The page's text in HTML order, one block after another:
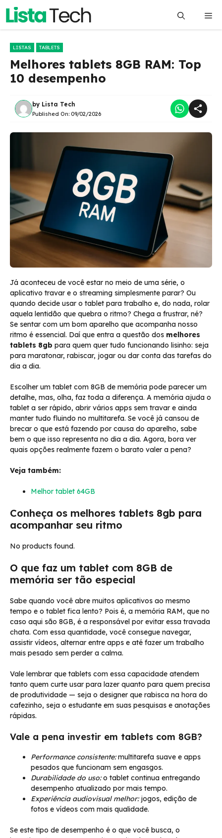
Pular
o
LISTAS TABLETS
Melhores tablets 8GB RAM: Top
10 desempenho
by Lista Tech
Published On: 09/02/2026
Já aconteceu de você estar no meio de uma série, o
aplicativo travar e o streaming simplesmente parar? Ou
quando decide usar o tablet para trabalho e, do nada, rolar
aquela lentidão que quebra o ritmo? Chega a frustrar, né?
Se sentar com um bom aparelho que acompanha nosso
ritmo é essencial. Daí que entra a questão dos melhores
tablets 8gb para quem quer tudo funcionando lisinho: seja
para maratonar, rabiscar, jogar ou dar conta das tarefas do
dia a dia.
Escolher um tablet com 8GB de memória pode parecer um
detalhe, mas, olha, faz toda a diferença. A memória ajuda o
tablet a ser rápido, abrir vários apps sem travar e ainda
manter tudo fluindo no multitarefa. Se você já cansou de
brecar o que está fazendo por causa do aparelho, sabe
bem o que isso representa no dia a dia. Agora, bora ver
quais opções realmente fazem o barato valer a pena?
Veja também:
Melhor tablet 64GB
Conheça os melhores tablets 8gb para
acompanhar seu ritmo
No products found.
O que faz um tablet com 8GB de
memória ser tão especial
Sabe quando você abre muitos aplicativos ao mesmo
tempo e o tablet fica lento? Pois é, a memória RAM, que no
caso aqui são 8GB, é a responsável por evitar essa travada
chata. Com essa quantidade, você consegue navegar,
assistir vídeos, alternar entre apps e até fazer um trabalho
mais pesado sem perder a calma.
Vale lembrar que tablets com essa capacidade atendem
tanto quem curte usar para lazer quanto para quem precisa
de produtividade — seja o designer que rabisca na hora do
cafezinho, seja o estudante em suas pesquisas e anotações
rápidas.
Vale a pena investir em tablets com 8GB?
Performance consistente:multitarefa suave e apps
pesados que funcionam sem engasgos.
Durabilidade do uso:o tablet continua entregando
desempenho atualizado por mais tempo.
Experiência audiovisual melhor:jogos, edição de
fotos e vídeos com mais qualidade.
Se este tipo de desempenho é o que você busca, o